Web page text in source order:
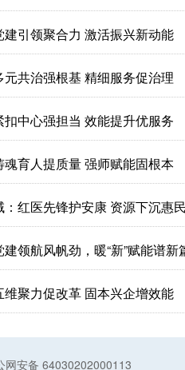
引领聚合力 激活振兴新动能
共治强根基 精细服务促治理
中心强担当 效能提升优服务
育人提质量 强师赋能固根本
红医先锋护安康 资源下沉惠
领航风帆劲，暖“新”赋能谱新
聚力促改革 固本兴企增效能
网安备 64030202000113